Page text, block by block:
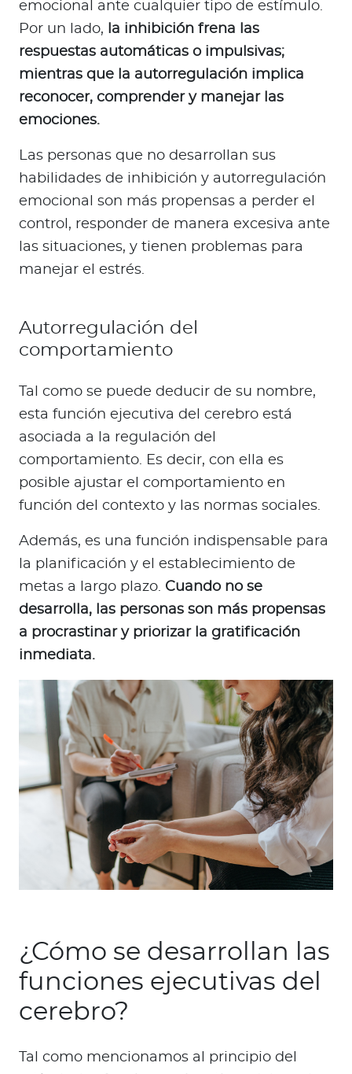
emocional ante cualquier tipo de estímulo.
Por un lado,
la inhibición frena las
respuestas automáticas o impulsivas;
mientras que la autorregulación implica
reconocer, comprender y manejar las
emociones.
Las personas que no desarrollan sus
habilidades de inhibición y autorregulación
emocional son más propensas a perder el
control, responder de manera excesiva ante
las situaciones, y tienen problemas para
manejar el estrés.
Autorregulación del
comportamiento
Tal como se puede deducir de su nombre,
esta función ejecutiva del cerebro está
asociada a la regulación del
comportamiento. Es decir, con ella es
posible ajustar el comportamiento en
función del contexto y las normas sociales.
Además, es una función indispensable para
la planificación y el establecimiento de
metas a largo plazo. Cuando no se
desarrolla, las personas son más propensas
a procrastinar y priorizar la gratificación
inmediata.
¿Cómo se desarrollan las
funciones ejecutivas del
cerebro?
Tal como mencionamos al principio del